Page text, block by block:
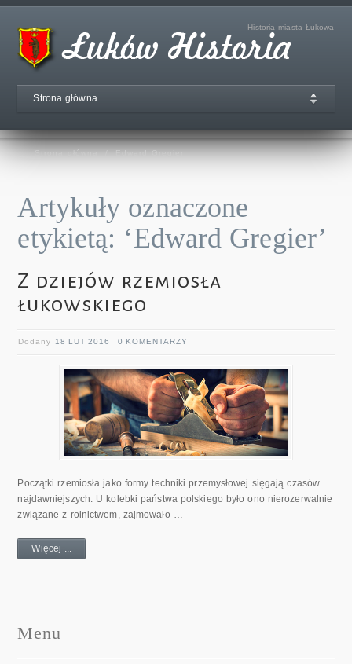
Historia miasta Łukowa
Strona główna
Strona główna Edward Gregier
Artykuły oznaczone
etykietą: ‘Edward Gregier’
Z dziejów rzemiosła
łukowskiego
Dodany 18 LUT 2016 0 KOMENTARZY
Początki rzemiosła jako formy techniki przemysłowej sięgają czasów
najdawniejszych. U kolebki państwa polskiego było ono nierozerwalnie
związane z rolnictwem, zajmowało …
Więcej ...
Menu